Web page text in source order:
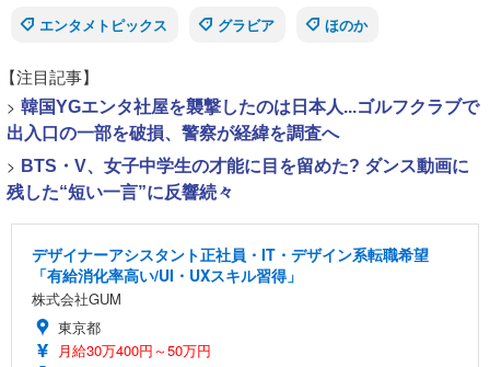
エンタメトピックス グラビア ほのか
【注目記事】
> 韓国YGエンタ社屋を襲撃したのは日本人...ゴルフクラブで
出入口の一部を破損、警察が経緯を調査へ
> BTS・V、女子中学生の才能に目を留めた? ダンス動画に
残した“短い一言”に反響続々
デザイナーアシスタント正社員・IT・デザイン系転職希望
「有給消化率高い/UI・UXスキル習得」
株式会社GUM
東京都
月給30万400円～50万円